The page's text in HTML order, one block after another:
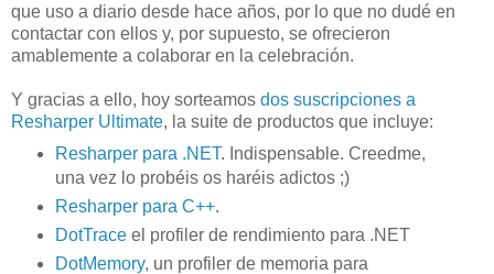
que uso a diario desde hace años, por lo que no dudé en
contactar con ellos y, por supuesto, se ofrecieron
amablemente a colaborar en la celebración.
Y gracias a ello, hoy sorteamos dos suscripciones a
Resharper Ultimate, la suite de productos que incluye:
Resharper para .NET. Indispensable. Creedme,
una vez lo probéis os haréis adictos ;)
Resharper para C++.
DotTraceel profiler de rendimiento para .NET
DotMemory, un profiler de memoria para